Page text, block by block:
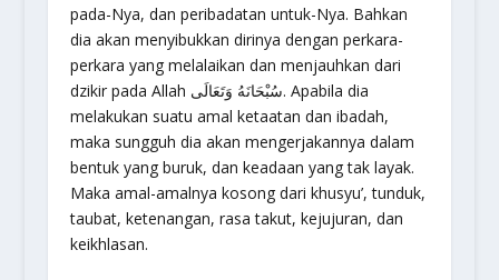
pada-Nya, dan peribadatan untuk-Nya. Bahkan
dia akan menyibukkan dirinya dengan perkara-
perkara yang melalaikan dan menjauhkan dari
dzikir pada Allah سُبْحَانَهُ وَتَعَالَى. Apabila dia
melakukan suatu amal ketaatan dan ibadah,
maka sungguh dia akan mengerjakannya dalam
bentuk yang buruk, dan keadaan yang tak layak.
Maka amal-amalnya kosong dari khusyu’, tunduk,
taubat, ketenangan, rasa takut, kejujuran, dan
keikhlasan.